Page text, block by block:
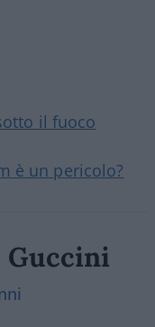
il fuoco
è un pericolo?
Guccini